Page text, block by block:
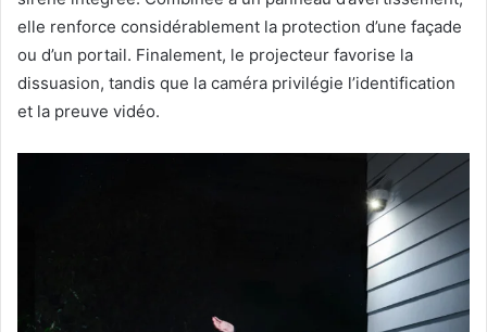
elle renforce considérablement la protection d’une façade
ou d’un portail. Finalement, le projecteur favorise la
dissuasion, tandis que la caméra privilégie l’identification
et la preuve vidéo.